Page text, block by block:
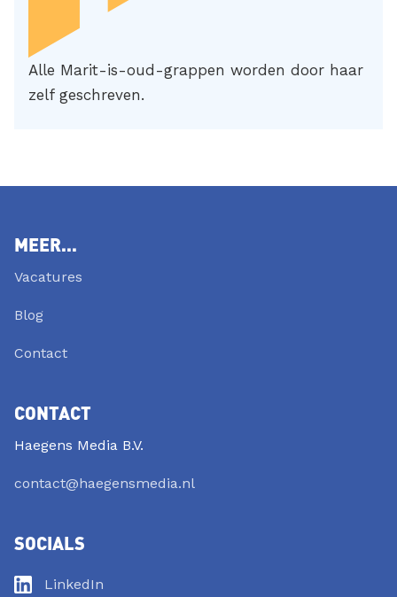
Alle Marit-is-oud-grappen worden door haar
zelf geschreven.
MEER...
Vacatures
Blog
Contact
CONTACT
Haegens Media B.V.
contact@haegensmedia.nl
SOCIALS
LinkedIn